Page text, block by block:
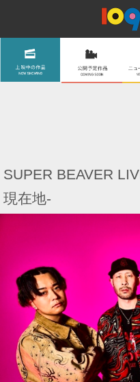
SUPER BEAVER
現在地-